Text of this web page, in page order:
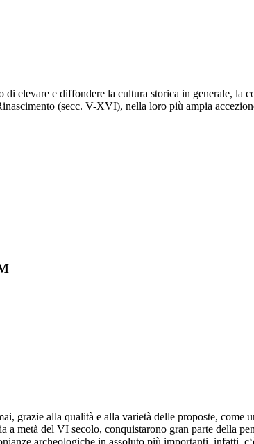
elevare e diffondere la cultura storica in generale, la
(secc. V-XVI), nella loro più ampia
grazie alla qualità e alla varietà delle proposte, come
metà del VI secolo, conquistarono gran parte della
archeologiche in assoluto più importanti, infatti,